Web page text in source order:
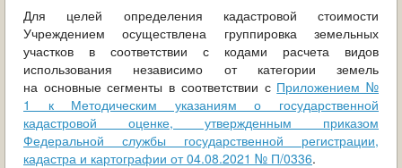
Для целей определения кадастровой стоимости
Учреждением осуществлена группировка земельных
участков в соответствии с кодами расчета видов
использования независимо от категории земель
на основные сегменты в соответствии с Приложением №
1 к Методическим указаниям о государственной
кадастровой оценке, утвержденным приказом
Федеральной службы государственной регистрации,
кадастра и картографии от 04.08.2021 № П/0336.